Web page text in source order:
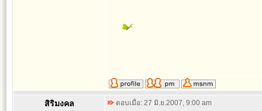
สิริมงคล ตอบเมื่อ: 27 มิ.ย.2007, 9:00 am